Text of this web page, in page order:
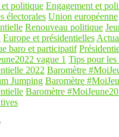
politique Engagement et
électorales Union européenne
Renouveau politique
Europe et présidentielles
baro et participatif
vague 1 Tips pour les
2022 Baromètre
Jumping Baromètre
Baromètre